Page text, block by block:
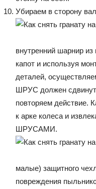
Убираем в сторону
внутренний шарнир
капот и используя
деталей,
ШРУС должен
повторяем действие.
к арке колеса и
ШРУСАМИ.
малые) защитного
повреждения